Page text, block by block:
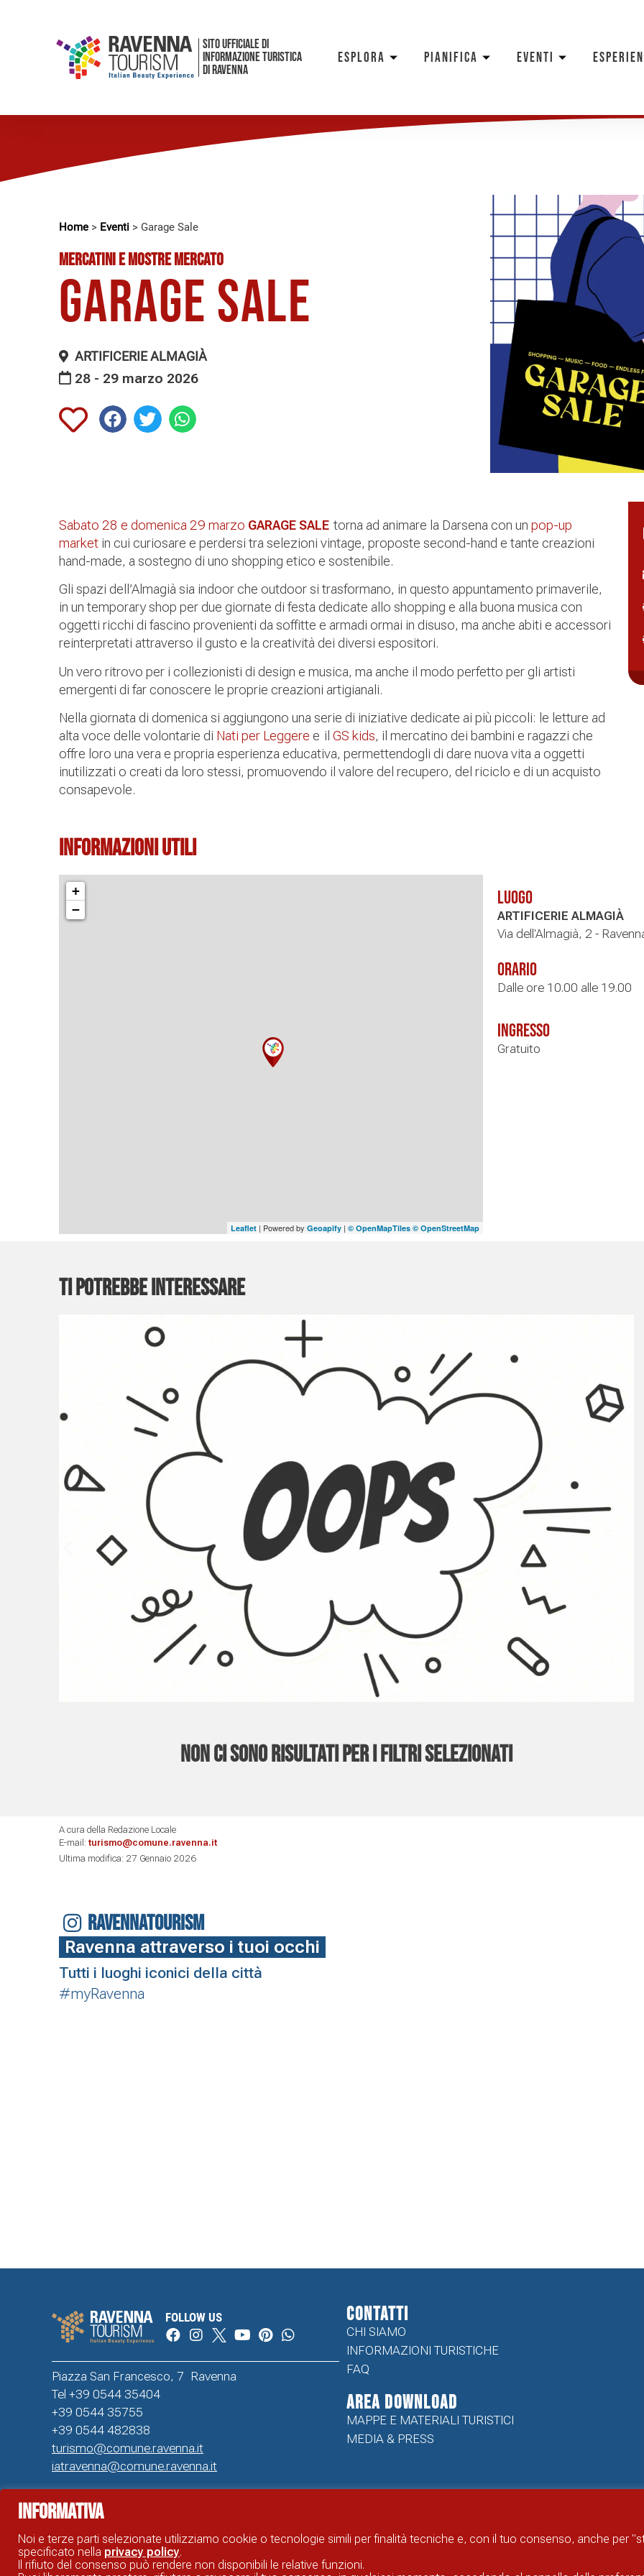
SITO UFFICIALE DI
INFORMAZIONE TURISTICA
DI RAVENNA
ESPLORA PIANIFICA EVENTI
Home > Eventi > Garage Sale
MERCATINI E MOSTRE MERCATO
Garage Sale
ARTIFICERIE ALMAGIÀ
28 - 29 marzo 2026
Sabato 28 e domenica 29 marzo GARAGE SALE torna ad animare la Darsena con un pop-up
market in cui curiosare e perdersi tra selezioni vintage, proposte second-hand e tante creazioni
hand-made, a sostegno di uno shopping etico e sostenibile.
Gli spazi dell’Almagià sia indoor che outdoor si trasformano, in questo appuntamento primaverile,
in un temporary shop per due giornate di festa dedicate allo shopping e alla buona musica con
oggetti ricchi di fascino provenienti da soffitte e armadi ormai in disuso, ma anche abiti e accessori
reinterpretati attraverso il gusto e la creatività dei diversi espositori.
Un vero ritrovo per i collezionisti di design e musica, ma anche il modo perfetto per gli artisti
emergenti di far conoscere le proprie creazioni artigianali.
Nella giornata di domenica si aggiungono una serie di iniziative dedicate ai più piccoli: le letture ad
alta voce delle volontarie di Nati per Leggere e il GS kids, il mercatino dei bambini e ragazzi che
offre loro una vera e propria esperienza educativa, permettendogli di dare nuova vita a oggetti
inutilizzati o creati da loro stessi, promuovendo il valore del recupero, del riciclo e di un acquisto
consapevole.
Informazioni Utili
+
−
Leaflet | Powered by Geoapify | © OpenMapTiles © OpenStreetMap
Luogo
ARTIFICERIE ALMAGIÀ
Via dell'Almagià, 2 -
Orario
Dalle ore 10.00 alle 19.00
Ingresso
Gratuito
Ti potrebbe interessare
Non ci sono risultati per i filtri selezionati
A cura della Redazione Locale
E-mail: turismo@comune.ravenna.it
Ultima modifica: 27 Gennaio 2026
RAVENNATOURISM
Ravenna attraverso i tuoi occhi
Tutti i luoghi iconici della città
#myRavenna
FOLLOW US
Piazza San Francesco, 7 Ravenna
Tel +39 0544 35404
+39 0544 35755
+39 0544 482838
turismo@comune.ravenna.it
iatravenna@comune.ravenna.it
CONTATTI
CHI SIAMO
INFORMAZIONI TURISTICHE
FAQ
Area Download
MAPPE E MATERIALI TURISTICI
MEDIA & PRESS
Informativa
Noi e terze parti selezionate utilizziamo cookie o tecnologie simili per finalità tecniche e, con il tuo consenso, anche per
specificato nella privacy policy.
Il rifiuto del consenso può rendere non disponibili le relative funzioni.